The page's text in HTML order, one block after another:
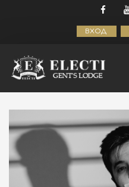
ВХОД
НАЧАЛО
ELECTI GROW
КУРСОВЕ